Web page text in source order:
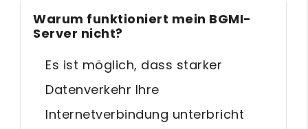
Warum funktioniert mein BGMI-
Server nicht?
Es ist möglich, dass starker
Datenverkehr Ihre
Internetverbindung unterbricht